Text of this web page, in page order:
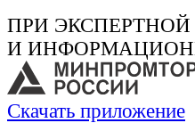
ПРИ ЭКСПЕРТНОЙ
И
Скачать приложение